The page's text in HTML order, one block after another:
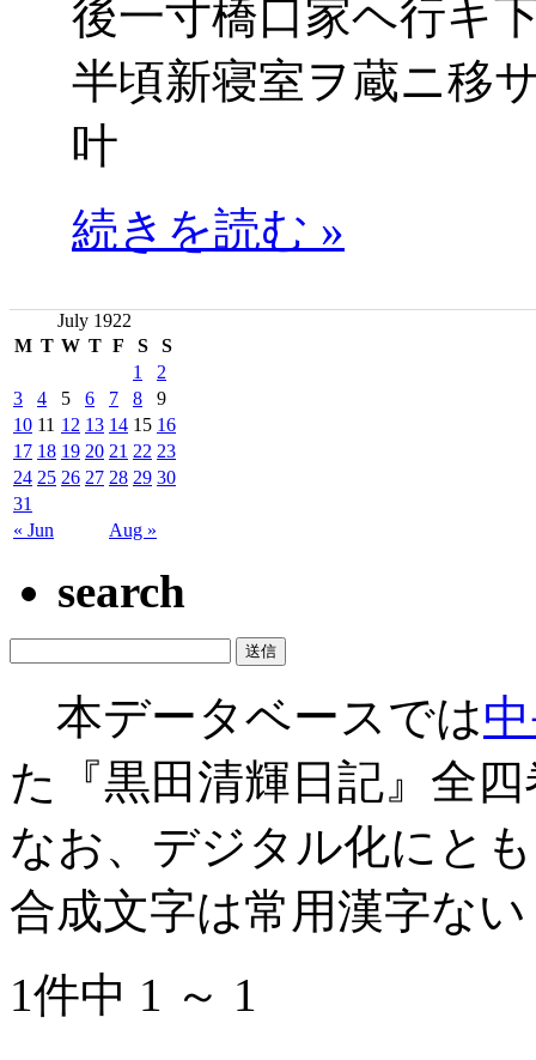
後一寸橋口家ヘ行キ
半頃新寝室ヲ蔵ニ移
叶
続きを読む »
July 1922
M T W T F S S
« Jun Aug »
1
2
3
4 5 6 7 8
9
10 11 12 13 14 15 16
17 18 19 20 21 22 23
24 25 26 27 28 29 30
31
search
本データベースでは
た『黒田清輝日記』全
なお、デジタル化にと
合成文字は常用漢字な
1件中 1 ～ 1